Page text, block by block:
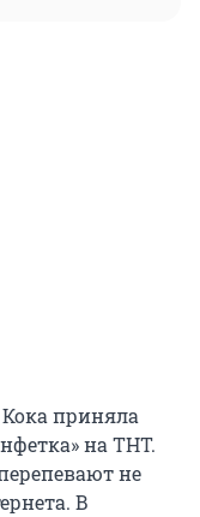
приняла
на ТНТ.
не
В